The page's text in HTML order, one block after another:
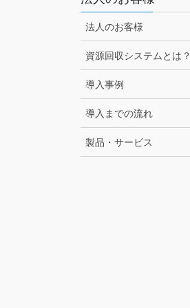
法人のお客様
資源回収システムとは？
導入事例
導入までの流れ
製品・サービス